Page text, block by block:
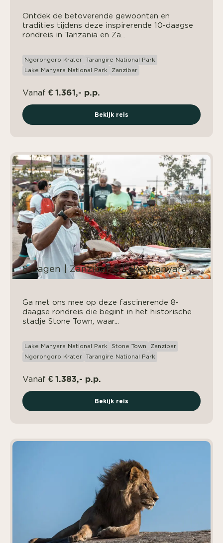
Ontdek de betoverende gewoonten en
tradities tijdens deze inspirerende 10-daagse
rondreis in Tanzania en Za...
Ngorongoro Krater
Tarangire National Park
Lake Manyara National Park
Zanzibar
Vanaf € 1.361,- p.p.
Bekijk reis
8 Dagen | Zanzibar & Lake Manyara
Ga met ons mee op deze fascinerende 8-
daagse rondreis die begint in het historische
stadje Stone Town, waar...
Lake Manyara National Park Stone Town
Zanzibar
Ngorongoro Krater
Tarangire National Park
Vanaf € 1.383,- p.p.
Bekijk reis